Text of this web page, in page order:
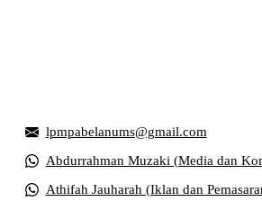
lpmpabelanums@gmail.com
Abdurrahman Muzaki (Media dan
Athifah Jauharah (Iklan dan